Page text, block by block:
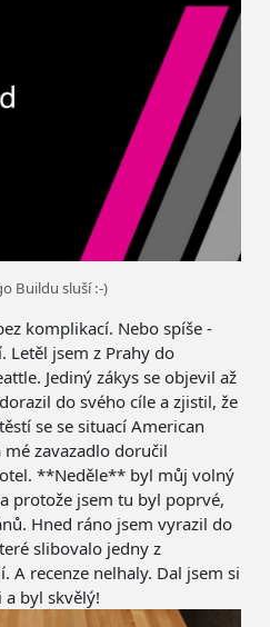
Buildu sluší :-)
komplikací. Nebo spíše -
Letěl jsem z Prahy do
Jediný zákys se objevil až
do svého cíle a zjistil, že
se se situací American
zavazadlo doručil
**Neděle** byl můj volný
protože jsem tu byl poprvé,
Hned ráno jsem vyrazil do
slibovalo jedny z
A recenze nelhaly. Dal jsem si
a byl skvělý!